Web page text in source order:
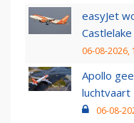
easyJet
06-08-2026,
Apollo
luchtvaart
06-08-